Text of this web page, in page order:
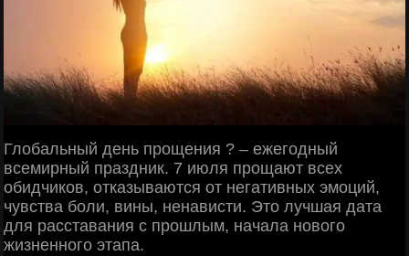
Глобальный день прощения ? – ежегодный
всемирный праздник. 7 июля прощают всех
обидчиков, отказываются от негативных эмоций,
чувства боли, вины, ненависти. Это лучшая дата
для расставания с прошлым, начала нового
жизненного этапа.